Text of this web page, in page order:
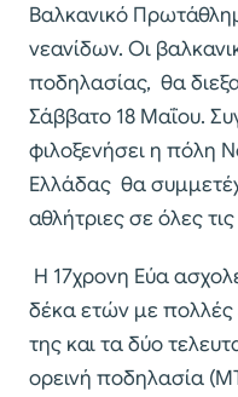
Βαλκανικό
νεανίδων. Οι
ποδηλασίας, θα
Σάββατο 18 Μαΐου.
φιλοξενήσει η πόλη
Ελλάδας θα
αθλήτριες σε όλες
Η 17χρονη Εύα
δέκα ετών με πολλές
της και τα δύο
ορεινή ποδηλασία